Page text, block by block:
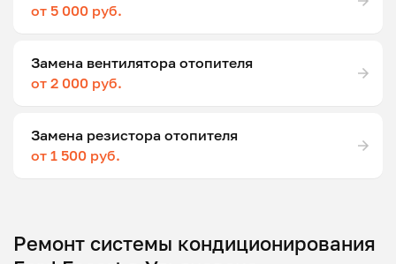
от 5 000 руб.
Замена вентилятора отопителя
от 2 000 руб.
Замена резистора отопителя
от 1 500 руб.
Ремонт системы кондиционирования